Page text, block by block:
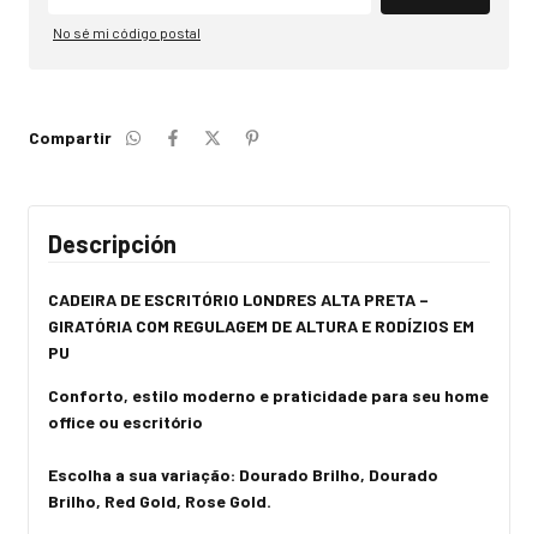
No sé mi código postal
Compartir
Descripción
CADEIRA DE ESCRITÓRIO LONDRES ALTA PRETA –
GIRATÓRIA COM REGULAGEM DE ALTURA E RODÍZIOS EM
PU
Conforto, estilo moderno e praticidade para seu home
office ou escritório
Escolha a sua variação: Dourado Brilho, Dourado
Brilho, Red Gold, Rose Gold.